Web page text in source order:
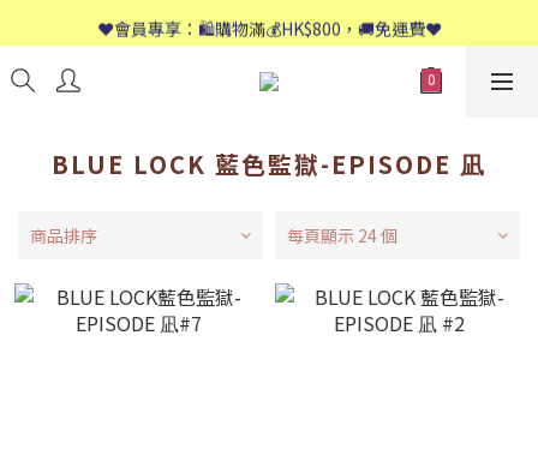
📱歡迎WhatsApp查詢：9558 8661
❤️會員專享：🛍購物滿💰HK$800，🚚免運費❤️
📱歡迎WhatsApp查詢：9558 8661
BLUE LOCK 藍色監獄-EPISODE 凪
商品排序 每頁顯示 24 個